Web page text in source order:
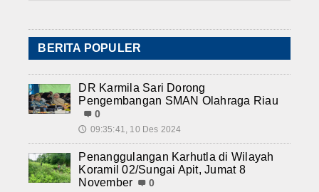
BERITA POPULER
DR Karmila Sari Dorong
Pengembangan SMAN Olahraga Riau
0
🕔 09:35:41, 10 Des 2024
Penanggulangan Karhutla di Wilayah
Koramil 02/Sungai Apit, Jumat 8
November
0